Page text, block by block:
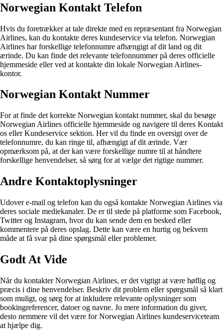
Norwegian Kontakt Telefon
Hvis du foretrækker at tale direkte med en repræsentant fra Norwegian
Airlines, kan du kontakte deres kundeservice via telefon. Norwegian
Airlines har forskellige telefonnumre afhængigt af dit land og dit
ærinde. Du kan finde det relevante telefonnummer på deres officielle
hjemmeside eller ved at kontakte din lokale Norwegian Airlines-
kontor.
Norwegian Kontakt Nummer
For at finde det korrekte Norwegian kontakt nummer, skal du besøge
Norwegian Airlines officielle hjemmeside og navigere til deres Kontakt
os eller Kundeservice sektion. Her vil du finde en oversigt over de
telefonnumre, du kan ringe til, afhængigt af dit ærinde. Vær
opmærksom på, at der kan være forskellige numre til at håndtere
forskellige henvendelser, så sørg for at vælge det rigtige nummer.
Andre Kontaktoplysninger
Udover e-mail og telefon kan du også kontakte Norwegian Airlines via
deres sociale mediekanaler. De er til stede på platforme som Facebook,
Twitter og Instagram, hvor du kan sende dem en besked eller
kommentere på deres opslag. Dette kan være en hurtig og bekvem
måde at få svar på dine spørgsmål eller problemer.
Godt At Vide
Når du kontakter Norwegian Airlines, er det vigtigt at være høflig og
præcis i dine henvendelser. Beskriv dit problem eller spørgsmål så klart
som muligt, og sørg for at inkludere relevante oplysninger som
bookingreferencer, datoer og navne. Jo mere information du giver,
desto nemmere vil det være for Norwegian Airlines kundeserviceteam
at hjælpe dig.